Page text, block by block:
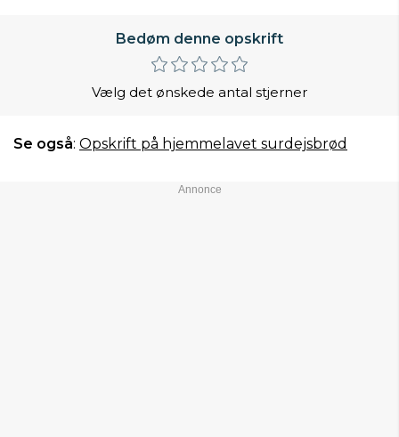
Bedøm denne opskrift
Vælg det ønskede antal stjerner
Se også: Opskrift på hjemmelavet surdejsbrød